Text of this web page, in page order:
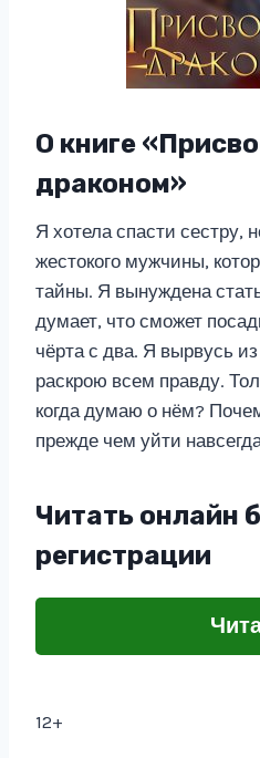
О книге
драконом»
Я хотела спасти сестру,
жестокого мужчины,
тайны. Я вынуждена
думает, что сможет
чёрта с два. Я вырвусь
раскрою всем правду.
когда думаю о нём?
прежде чем уйти
Читать онлайн
регистрации
12+